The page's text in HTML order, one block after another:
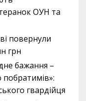
ОУН та
повернули
грн
бажання –
побратимів»:
гвардійця